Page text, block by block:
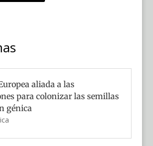
aliada a las
para colonizar las semillas
génica